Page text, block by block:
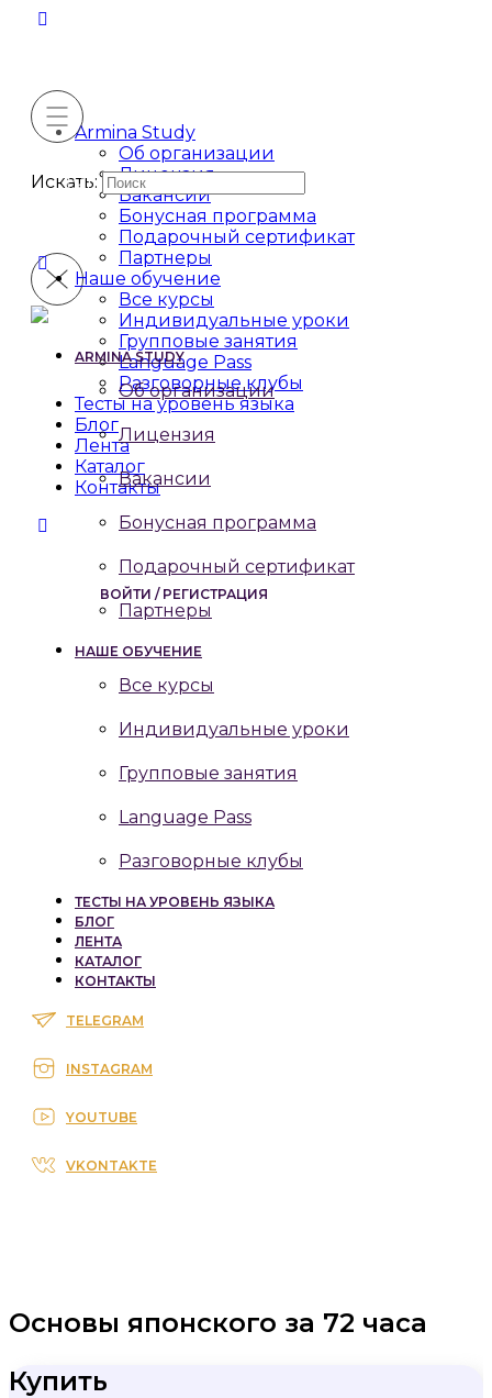
Armina Study
Об организации
Лицензия
Вакансии
Бонусная программа
Подарочный сертификат
Партнеры
Наше обучение
Все курсы
Индивидуальные уроки
Групповые занятия
Language Pass
Разговорные клубы
Тесты на уровень языка
Блог
Лента
Каталог
Контакты
ВОЙТИ / РЕГИСТРАЦИЯ
Искать:
ARMINA STUDY
Об организации
Лицензия
Вакансии
Бонусная программа
Подарочный сертификат
Партнеры
НАШЕ ОБУЧЕНИЕ
Все курсы
Индивидуальные уроки
Групповые занятия
Language Pass
Разговорные клубы
ТЕСТЫ НА УРОВЕНЬ ЯЗЫКА
БЛОГ
ЛЕНТА
КАТАЛОГ
КОНТАКТЫ
TELEGRAM
INSTAGRAM
YOUTUBE
VKONTAKTE
Основы японского за 72 часа
Купить